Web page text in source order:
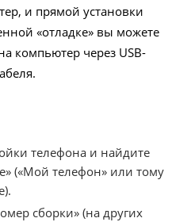
и прямой установки
«отладке» вы можете
компьютер через USB-
телефона и найдите
(«Мой телефон» или тому
сборки» (на других